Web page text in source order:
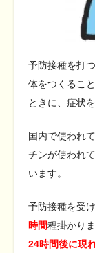
予防接種を打
体をつくるこ
ときに、症状
国内で使われ
チンが使われ
います。
予防接種を受
時間程掛かり
24時間後に現